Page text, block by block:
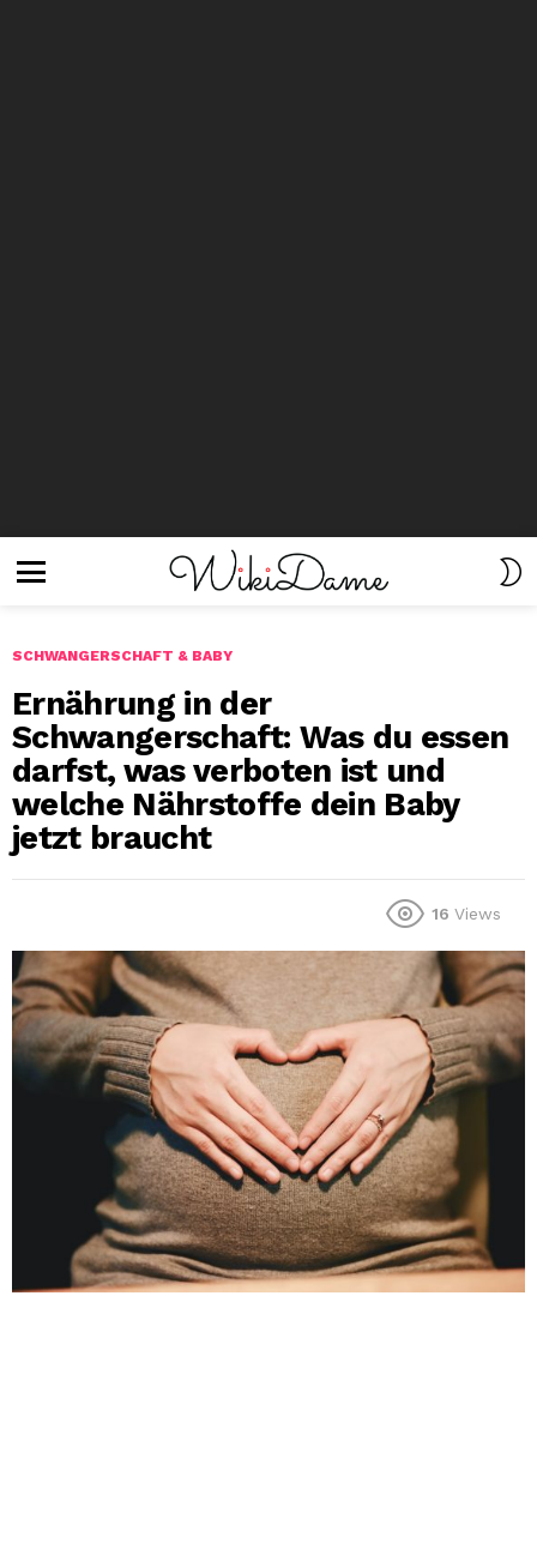
SCHWANGERSCHAFT & BABY
Ernährung in der
Schwangerschaft: Was du essen
darfst, was verboten ist und
welche Nährstoffe dein Baby
jetzt braucht
16 Views